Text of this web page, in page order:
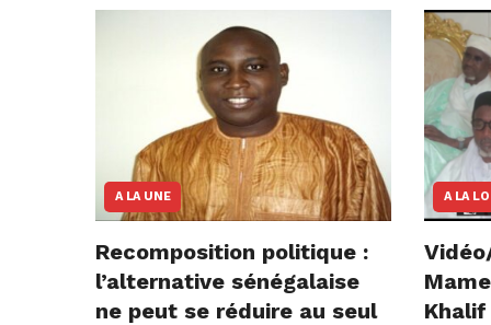
A LA UNE
Recomposition politique :
l’alternative sénégalaise
ne peut se réduire au seul
A LA